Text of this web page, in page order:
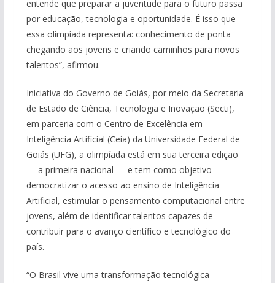
entende que preparar a juventude para o futuro passa
por educação, tecnologia e oportunidade. É isso que
essa olimpíada representa: conhecimento de ponta
chegando aos jovens e criando caminhos para novos
talentos”, afirmou.
Iniciativa do Governo de Goiás, por meio da Secretaria
de Estado de Ciência, Tecnologia e Inovação (Secti),
em parceria com o Centro de Excelência em
Inteligência Artificial (Ceia) da Universidade Federal de
Goiás (UFG), a olimpíada está em sua terceira edição
— a primeira nacional — e tem como objetivo
democratizar o acesso ao ensino de Inteligência
Artificial, estimular o pensamento computacional entre
jovens, além de identificar talentos capazes de
contribuir para o avanço científico e tecnológico do
país.
“O Brasil vive uma transformação tecnológica